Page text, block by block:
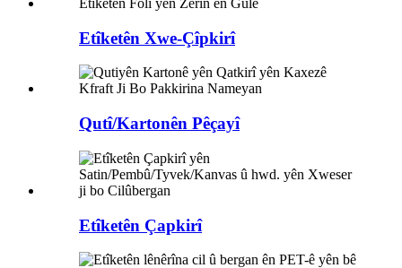
Etîketên Xwe-Çîpkirî
Qutî/Kartonên Pêçayî
Etîketên Çapkirî